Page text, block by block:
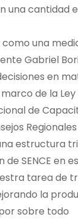
una cantidad
una
Gabriel
en
de la Ley
de
estructura
SENCE en
tarea de
la
sobre todo